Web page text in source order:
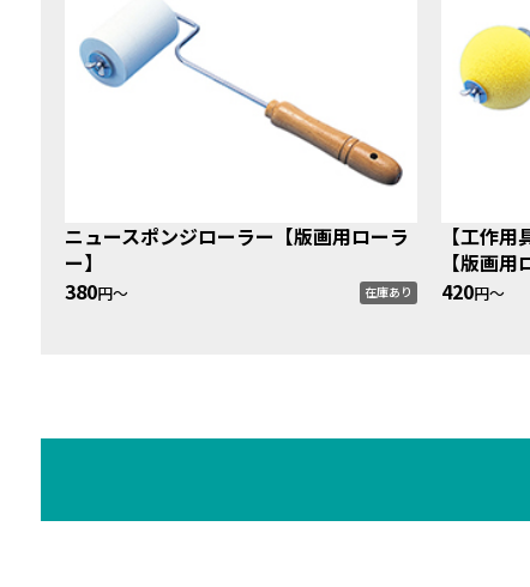
ニュースポンジローラー【版画用ローラ
ー】
380円〜 在庫あり
【工作
【版画用
420円〜